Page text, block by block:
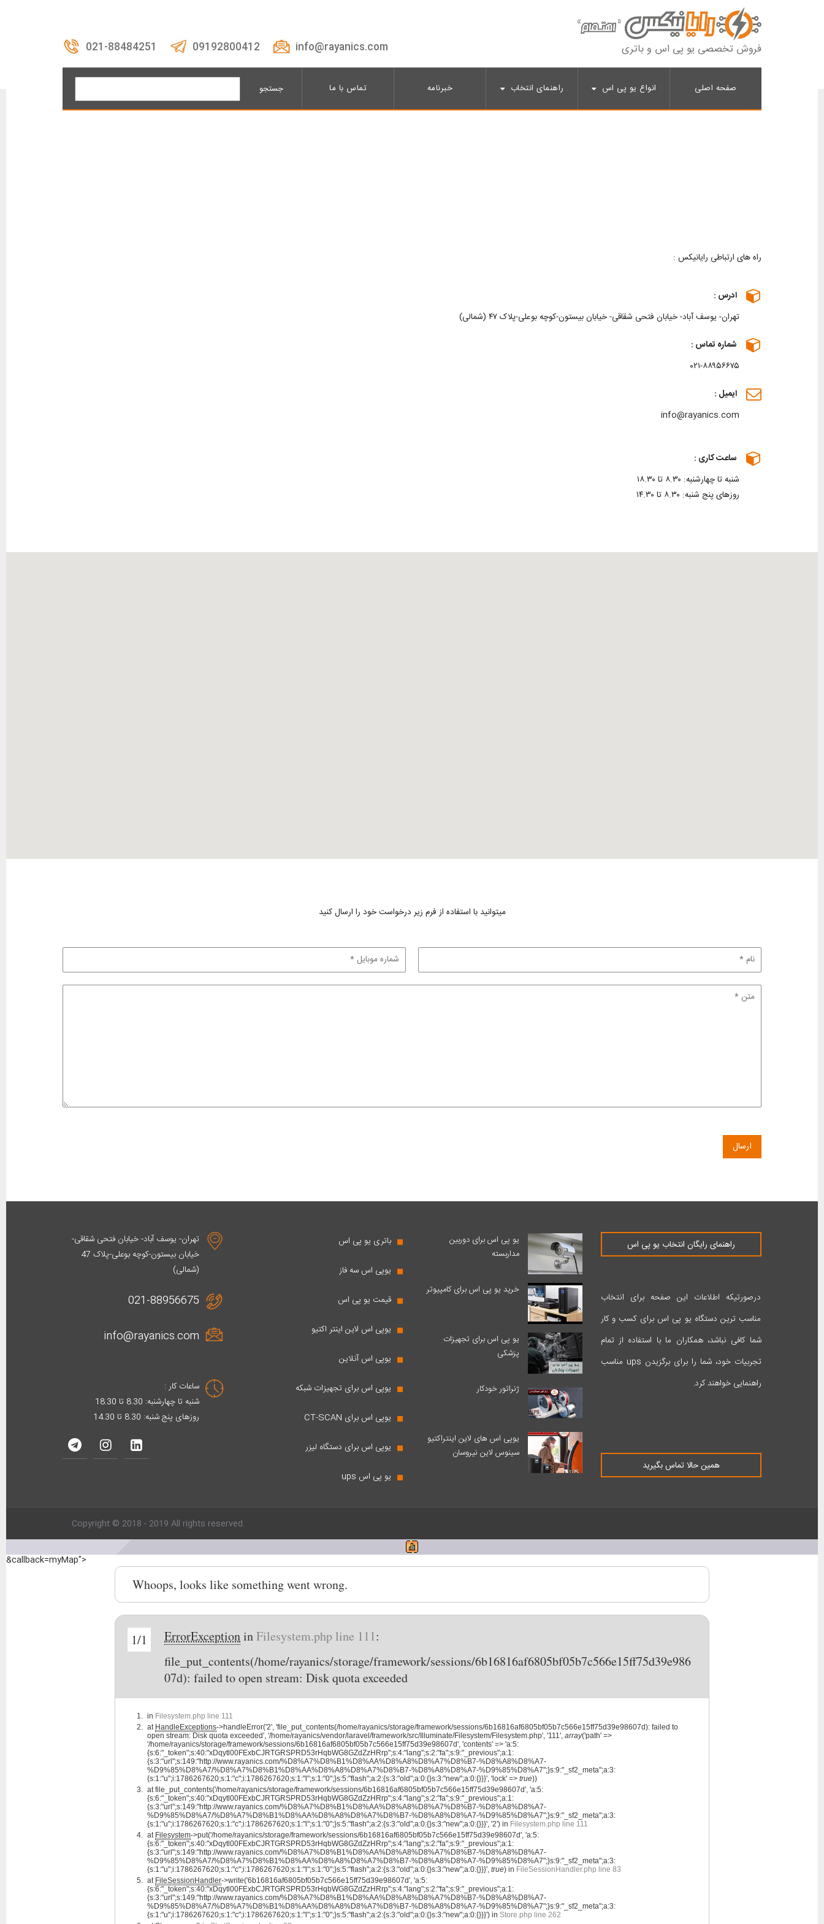
فروش تخصصی یو پی اس و باتری 021-88484251 09192800412 info@rayanics.com
صفحه اصلی انواع یو پی اس راهنمای انتخاب خبرنامه تماس با ما جستجو
راه های ارتباطی رایانیکس :
ادرس :
تهران- یوسف آباد- خیابان فتحی شقاقی- خیابان بیستون-کوچه بوعلی-پلاک ۴۷ (شمالی)
شماره تماس :
۰۲۱-۸۸۹۵۶۶۷۵
ایمیل :
info@rayanics.com
ساعت کاری :
شنبه تا چهارشنبه: ۸.۳۰ تا ۱۸.۳۰
روزهای پنج شنبه: ۸.۳۰ تا ۱۴.۳۰
میتوانید با استفاده از فرم زیر درخواست خود را ارسال کنید
تهران- یوسف آباد- خیابان فتحی شقاقی-
خیابان بیستون-کوچه بوعلی-پلاک 47
(شمالی)
021-88956675
info@rayanics.com
ساعات کار :
شنبه تا چهارشنبه: 8.30 تا 18.30
روزهای پنج شنبه: 8.30 تا 14.30
باتری یو پی اس
یوپی اس سه فاز
قیمت یو پی اس
یوپی اس لاین اینتر اکتیو
یوپی اس آنلاین
یوپی اس برای تجهیزات شبکه
یوپی اس برای CT-SCAN
یوپی اس برای دستگاه لیزر
یو پی اس ups
یو پی اس برای دوربین
مداربسته
خرید یو پی اس برای کامپیوتر
یو پی اس برای تجهیزات
پزشکی
ژنراتور خودکار
یوپی اس های لاین اینتراکتیو
سینوس لاین نیروسان
راهنمای رایگان انتخاب یو پی اس
درصورتیکه اطلاعات این صفحه برای انتخاب
مناسب ترین دستگاه یو پی اس برای کسب و کار
شما کافی نباشد، همکاران ما با استفاده از تمام
تجربیات خود، شما را برای برگزیدن ups مناسب
راهنمایی خواهند کرد.
همین حالا تماس بگیرید
Copyright © 2018 - 2019 All rights reserved.
&callback=myMap">
Whoops, looks like something went wrong.
1/1 ErrorExceptioninFilesystem.php line 111:
file_put_contents(/home/rayanics/storage/framework/sessions/6b16816af6805bf05b7c566e15ff75d39e986
07d): failed to open stream: Disk quota exceeded
in Filesystem.php line 111
at HandleExceptions->handleError('2', 'file_put_contents(/home/rayanics/storage/framework/sessions/6b16816af6805bf05b7c566e15ff75d39e98607d): failed to
open stream: Disk quota exceeded', '/home/rayanics/vendor/laravel/framework/src/Illuminate/Filesystem/Filesystem.php', '111', array('path' =>
'/home/rayanics/storage/framework/sessions/6b16816af6805bf05b7c566e15ff75d39e98607d', 'contents' => 'a:5:
{s:6:"_token";s:40:"xDqytl00FExbCJRTGRSPRD53rHqbWG8GZdZzHRrp";s:4:"lang";s:2:"fa";s:9:"_previous";a:1:
{s:3:"url";s:149:"http://www.rayanics.com/%D8%A7%D8%B1%D8%AA%D8%A8%D8%A7%D8%B7-%D8%A8%D8%A7-
%D9%85%D8%A7/%D8%A7%D8%B1%D8%AA%D8%A8%D8%A7%D8%B7-%D8%A8%D8%A7-%D9%85%D8%A7";}s:9:"_sf2_meta";a:3:
{s:1:"u";i:1786267620;s:1:"c";i:1786267620;s:1:"l";s:1:"0";}s:5:"flash";a:2:{s:3:"old";a:0:{}s:3:"new";a:0:{}}}', 'lock' => true))
atfile_put_contents('/home/rayanics/storage/framework/sessions/6b16816af6805bf05b7c566e15ff75d39e98607d', 'a:5:
{s:6:"_token";s:40:"xDqytl00FExbCJRTGRSPRD53rHqbWG8GZdZzHRrp";s:4:"lang";s:2:"fa";s:9:"_previous";a:1:
{s:3:"url";s:149:"http://www.rayanics.com/%D8%A7%D8%B1%D8%AA%D8%A8%D8%A7%D8%B7-%D8%A8%D8%A7-
%D9%85%D8%A7/%D8%A7%D8%B1%D8%AA%D8%A8%D8%A7%D8%B7-%D8%A8%D8%A7-%D9%85%D8%A7";}s:9:"_sf2_meta";a:3:
{s:1:"u";i:1786267620;s:1:"c";i:1786267620;s:1:"l";s:1:"0";}s:5:"flash";a:2:{s:3:"old";a:0:{}s:3:"new";a:0:{}}}', '2') in Filesystem.php line 111
at Filesystem->put('/home/rayanics/storage/framework/sessions/6b16816af6805bf05b7c566e15ff75d39e98607d', 'a:5:
{s:6:"_token";s:40:"xDqytl00FExbCJRTGRSPRD53rHqbWG8GZdZzHRrp";s:4:"lang";s:2:"fa";s:9:"_previous";a:1:
{s:3:"url";s:149:"http://www.rayanics.com/%D8%A7%D8%B1%D8%AA%D8%A8%D8%A7%D8%B7-%D8%A8%D8%A7-
%D9%85%D8%A7/%D8%A7%D8%B1%D8%AA%D8%A8%D8%A7%D8%B7-%D8%A8%D8%A7-%D9%85%D8%A7";}s:9:"_sf2_meta";a:3:
{s:1:"u";i:1786267620;s:1:"c";i:1786267620;s:1:"l";s:1:"0";}s:5:"flash";a:2:{s:3:"old";a:0:{}s:3:"new";a:0:{}}}', true) in FileSessionHandler.php line 83
at FileSessionHandler->write('6b16816af6805bf05b7c566e15ff75d39e98607d', 'a:5:
{s:6:"_token";s:40:"xDqytl00FExbCJRTGRSPRD53rHqbWG8GZdZzHRrp";s:4:"lang";s:2:"fa";s:9:"_previous";a:1:
{s:3:"url";s:149:"http://www.rayanics.com/%D8%A7%D8%B1%D8%AA%D8%A8%D8%A7%D8%B7-%D8%A8%D8%A7-
%D9%85%D8%A7/%D8%A7%D8%B1%D8%AA%D8%A8%D8%A7%D8%B7-%D8%A8%D8%A7-%D9%85%D8%A7";}s:9:"_sf2_meta";a:3:
{s:1:"u";i:1786267620;s:1:"c";i:1786267620;s:1:"l";s:1:"0";}s:5:"flash";a:2:{s:3:"old";a:0:{}s:3:"new";a:0:{}}}') in Store.php line 262